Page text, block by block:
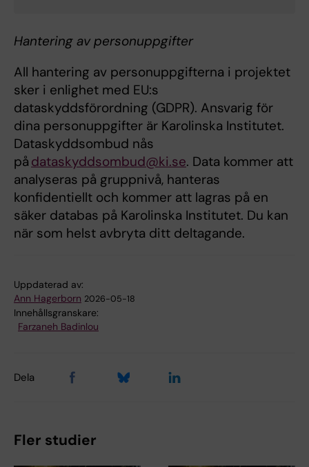
Hantering av personuppgifter
All hantering av personuppgifterna i projektet
sker i enlighet med EU:s
dataskyddsförordning (GDPR). Ansvarig för
dina personuppgifter är Karolinska Institutet.
Dataskyddsombud nås
på dataskyddsombud@ki.se. Data kommer att
analyseras på gruppnivå, hanteras
konfidentiellt och kommer att lagras på en
säker databas på Karolinska Institutet. Du kan
när som helst avbryta ditt deltagande.
Uppdaterad av:
Ann Hagerborn 2026-05-18
Innehållsgranskare:
Farzaneh Badinlou
Dela
Fler studier